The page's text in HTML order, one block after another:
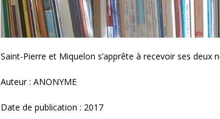
Saint-Pierre et Miquelon s’apprête à recevoir ses deux
Auteur : ANONYME
Date de publication : 2017